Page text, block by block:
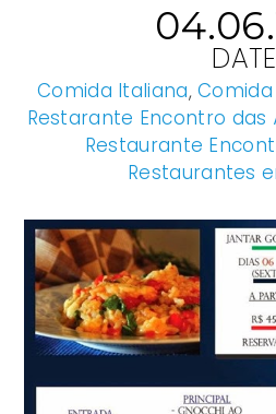
DATE
Comida Italiana,Comida
Restarante Encontro das
Restaurante
Restaurantes